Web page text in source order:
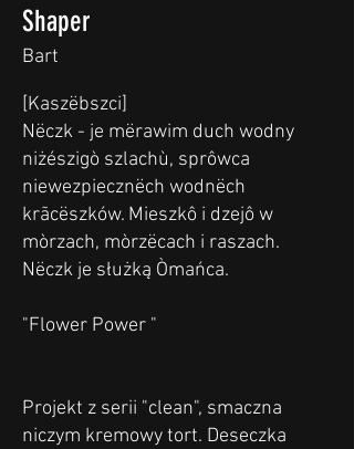
Shaper
Bart
[Kaszëbszci]
Nëczk - je mërawim duch wodny
niżészigò szlachù, sprôwca
niewezpiecznëch wodnëch
krãcëszków. Mieszkô i dzejô w
mòrzach, mòrzëcach i raszach.
Nëczk je służką Òmańca.
"Flower Power "
Projekt z serii "clean", smaczna
niczym kremowy tort. Deseczka